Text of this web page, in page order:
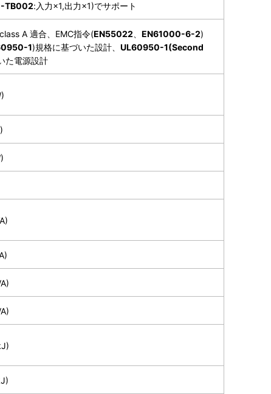
TB002:入力×1,出力×1)でサポート
A 適合、EMC指令(EN55022 EN61000-6-2)
1)規格に基づいた設計、 UL60950-1(Second
た電源設計